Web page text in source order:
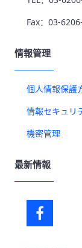
Fax：03-
情報管理
個人情報保護
情報セキュリ
機密管理
最新情報